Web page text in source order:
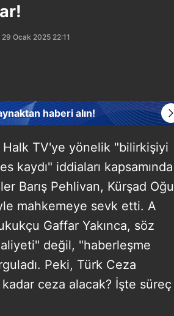
Ocak 2025 22:11
haberi alın!
Halk TV'ye yönelik "bilirkişiyi
kaydı" iddiaları kapsamında
Barış Pehlivan, Kürşad
mahkemeye sevk etti. A
Gaffar Yakınca, söz
değil, "haberleşme
Peki, Türk Ceza
ceza alacak? İşte süreç